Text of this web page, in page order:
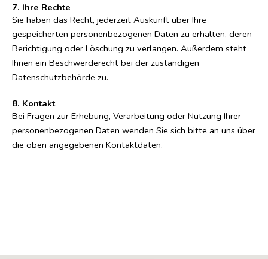
7. Ihre Rechte
Sie haben das Recht, jederzeit Auskunft über Ihre
gespeicherten personenbezogenen Daten zu erhalten, deren
Berichtigung oder Löschung zu verlangen. Außerdem steht
Ihnen ein Beschwerderecht bei der zuständigen
Datenschutzbehörde zu.
8. Kontakt
Bei Fragen zur Erhebung, Verarbeitung oder Nutzung Ihrer
personenbezogenen Daten wenden Sie sich bitte an uns über
die oben angegebenen Kontaktdaten.